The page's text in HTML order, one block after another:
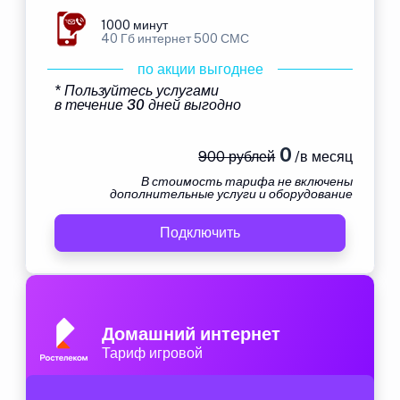
1000 минут
40 Гб интернет 500 СМС
по акции выгоднее
* Пользуйтесь услугами
в течение 30 дней выгодно
900 рублей0 /в месяц
В стоимость тарифа не включены
дополнительные услуги и оборудование
Подключить
Домашний интернет
Тариф игровой